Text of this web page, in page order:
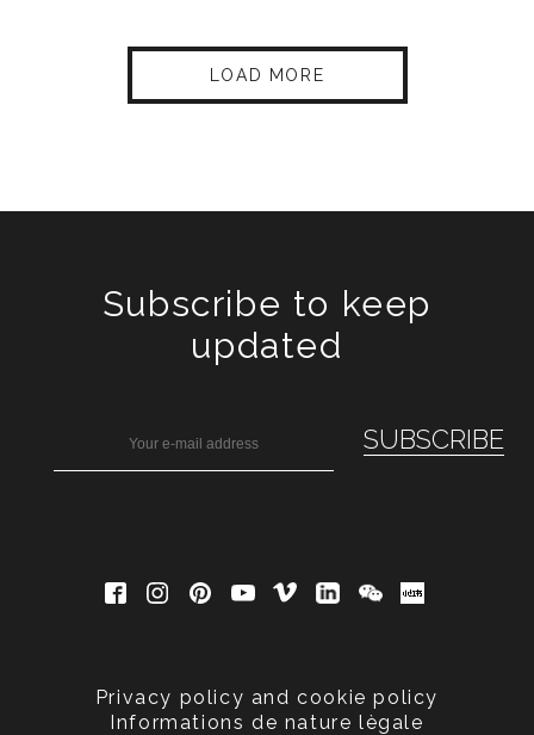
LOAD MORE
Subscribe to keep
updated
Privacy policy and cookie policy
Informations de nature lègale